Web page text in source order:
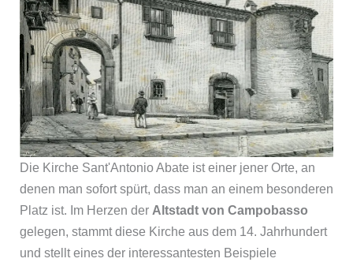
Die Kirche Sant'Antonio Abate ist einer jener Orte, an
denen man sofort spürt, dass man an einem besonderen
Platz ist. Im Herzen der Altstadt von Campobasso
gelegen, stammt diese Kirche aus dem 14. Jahrhundert
und stellt eines der interessantesten Beispiele